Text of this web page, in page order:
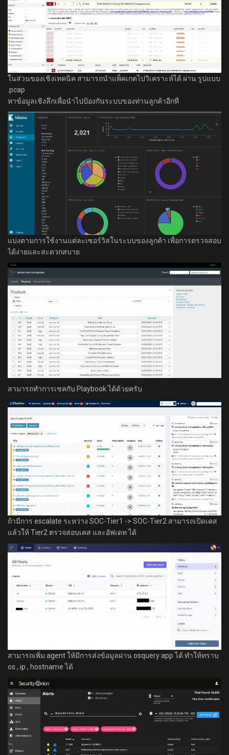
ในส่วนของเชิงเทคนิค สามารถนำแพ็คเกตไปวิเคราะห์ได้ ผ่าน รูปแบบ
.pcap
หาข้อมูลเชิงลึกเพื่อนำไปป้องกันระบบของท่านลูกค้าอีกที
แบ่งตามการใช้งานแต่ละเซอร์วิสในระบบของลูกค้า เพื่อการตรวจสอบ
ได้ง่ายและสะดวกสบาย
สามารถทำการเชคกับ Playbook ได้ด้วยครับ
ถ้ามีการ escalate ระหว่าง SOC-Tier1 -> SOC-Tier2 สามารถเปิดเคส
แล้วให้ Tier2 ตรวจสอบเคส และอัฟเดท ได้
สามารถเพิ่ม agent ให้มีการส่งข้อมูลผ่าน osquery app ได้ ทำให้ทราบ
os , ip , hostname ได้